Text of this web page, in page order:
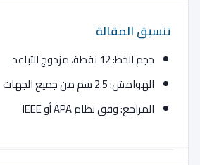
اعتماد الحوسبة السحابية
الإدارة الاستراتيجية
التجارة الإلكترونية السحابية
تنسيق المقالة
حجم الخط: 12 نقطة، مزدوج التباعد
الهوامش: 2.5 سم من جميع الجهات
المراجع: وفق نظام APA أو IEEE